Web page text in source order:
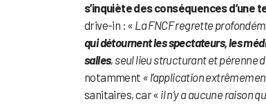
s’inquiète des conséquences d’une
drive-in : « La FNCF regrette
qui détournent les spectateurs, les
salles, seul lieu structurant et pérenne
notamment « l’application
sanitaires, car « il n’y a aucune raison